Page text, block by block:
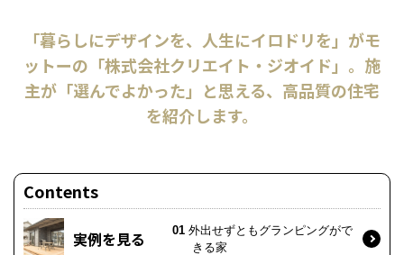
「暮らしにデザインを、人生にイロドリを」がモ
ットーの「株式会社クリエイト・ジオイド」。施
主が「選んでよかった」と思える、高品質の住宅
を紹介します。
Contents
実例を見る 01 外出せずともグランピングがで
きる家